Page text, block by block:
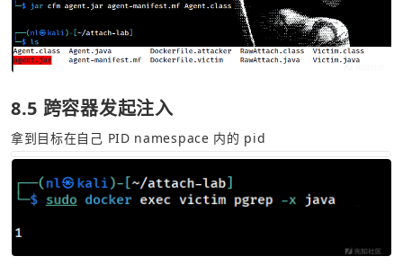
8.5 跨容器发起注入
拿到目标在自己 PID namespace 内的 pid